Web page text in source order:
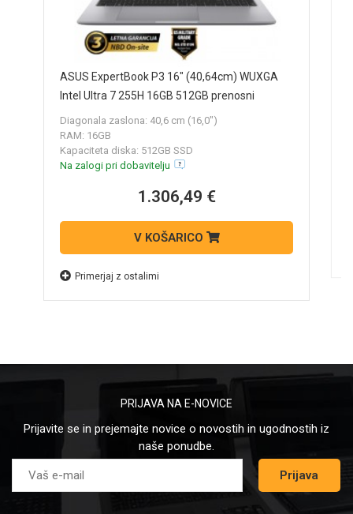
ASUS ExpertBook P3 16" (40,64cm) WUXGA
Intel Ultra 7 255H 16GB 512GB prenosni
računalnik P3606CCA-WB255H4C0
Diagonala zaslona: 40,6 cm (16,0")
RAM: 16GB
Kapaciteta diska: 512GB SSD
Na zalogi pri dobavitelju
1.306,49 €
V KOŠARICO
Primerjaj z ostalimi
PRIJAVA NA E-NOVICE
Prijavite se in prejemajte novice o novostih in ugodnostih iz
naše ponudbe.
Prijava